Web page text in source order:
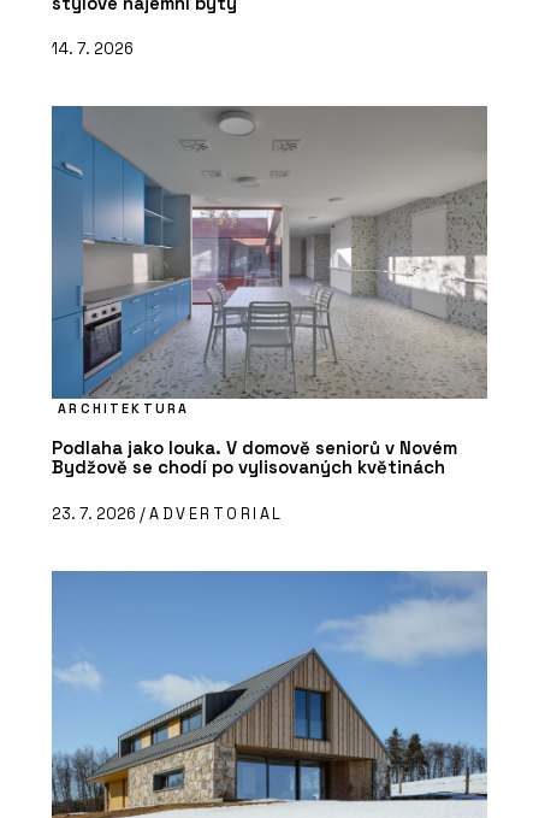
14. 7. 2026
ARCHITEKTURA
Podlaha jako louka. V domově seniorů v Novém
Bydžově se chodí po vylisovaných květinách
23. 7. 2026 /ADVERTORIAL